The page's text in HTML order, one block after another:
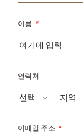
이름 *
연락처
선택
이메일 주소 *